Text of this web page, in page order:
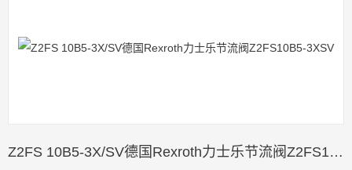
Z2FS 10B5-3X/SV德国Rexroth力士乐节流阀Z2FS10B5-3XSV